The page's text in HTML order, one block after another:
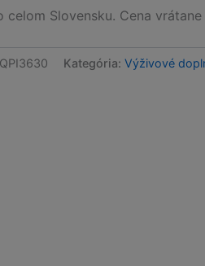
Slovensku. Cena vrátane
Kategória: Výživové